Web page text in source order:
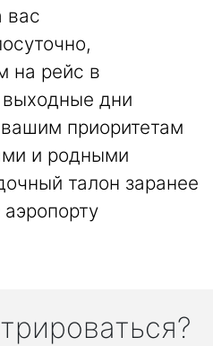
вас
на рейс в
дни
приоритетам
и родными
талон заранее